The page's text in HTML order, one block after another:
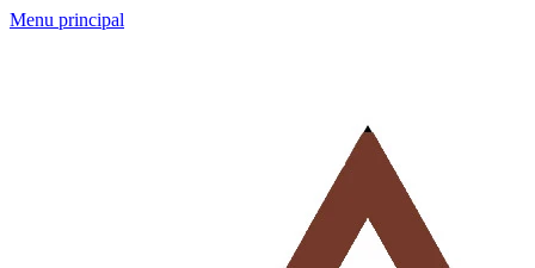
Menu principal